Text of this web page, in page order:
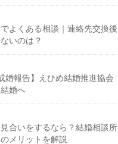
よくある相談｜連絡先交換後
いのは？
婚報告】えひめ結婚推進協会
婚へ
合いをするなら？結婚相談所
メリットを解説